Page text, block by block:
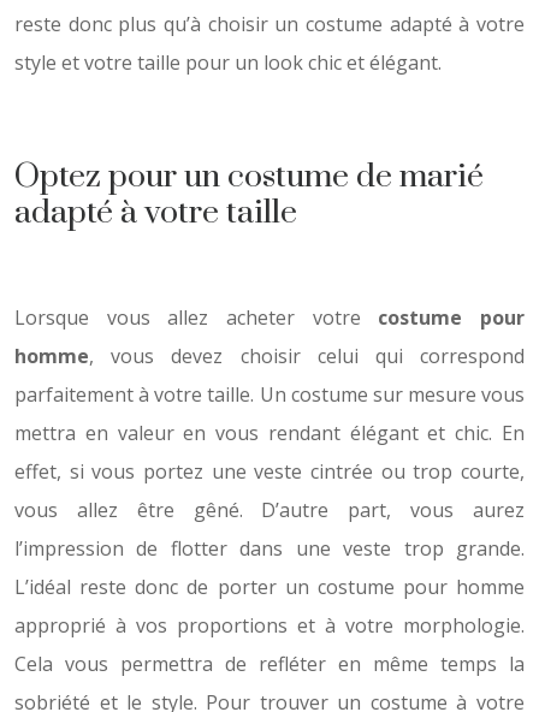
reste donc plus qu’à choisir un costume adapté à votre
style et votre taille pour un look chic et élégant.
Optez pour un costume de marié
adapté à votre taille
Lorsque vous allez acheter votre costume pour
homme, vous devez choisir celui qui correspond
parfaitement à votre taille. Un costume sur mesure vous
mettra en valeur en vous rendant élégant et chic. En
effet, si vous portez une veste cintrée ou trop courte,
vous allez être gêné. D’autre part, vous aurez
l’impression de flotter dans une veste trop grande.
L’idéal reste donc de porter un costume pour homme
approprié à vos proportions et à votre morphologie.
Cela vous permettra de refléter en même temps la
sobriété et le style. Pour trouver un costume à votre